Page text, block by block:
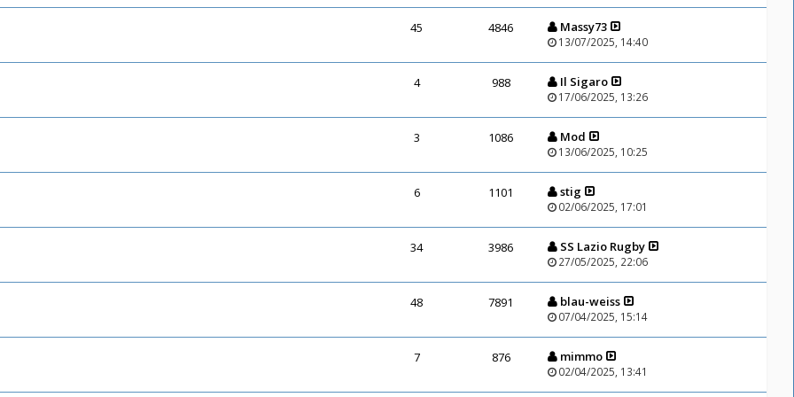
45 4846 Massy73
13/07/2025, 14:40
4 988 Il Sigaro
17/06/2025, 13:26
3 1086 Mod
13/06/2025, 10:25
6 1101 stig
02/06/2025, 17:01
34 3986 SS Lazio Rugby
27/05/2025, 22:06
48 7891 blau-weiss
07/04/2025, 15:14
7 876 mimmo
02/04/2025, 13:41